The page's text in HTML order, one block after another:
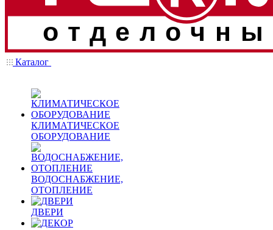
Каталог
КЛИМАТИЧЕСКОЕ
ОБОРУДОВАНИЕ
ВОДОСНАБЖЕНИЕ,
ОТОПЛЕНИЕ
ДВЕРИ